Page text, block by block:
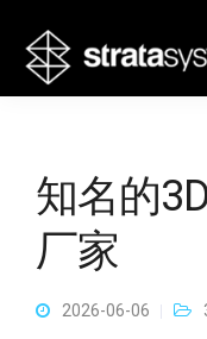
知名的
厂家
2026-06-06